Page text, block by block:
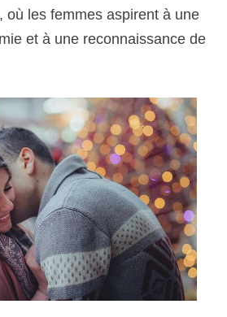
où les femmes aspirent à une
et à une reconnaissance de